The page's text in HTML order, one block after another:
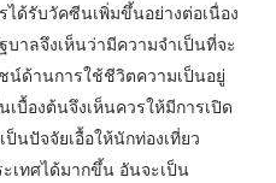
ด้รับวัคซีนเพิ่มขึ้นอย่างต่อเนื่อง
บาลจึงเห็นว่ามีความจำเป็นที่จะ
น์ด้านการใช้ชีวิตความเป็นอยู่
บื้องต้นจึงเห็นควรให้มีการเปิด
นปัจจัยเอื้อให้นักท่องเที่ยว
เทศได้มากขึ้น อันจะเป็น